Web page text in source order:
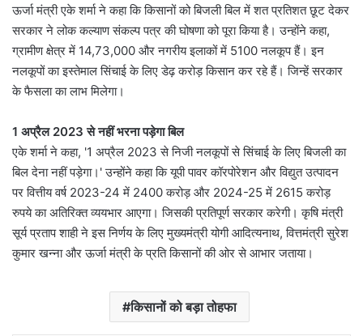
ऊर्जा मंत्री एके शर्मा ने कहा कि किसानों को बिजली बिल में शत प्रतिशत छूट देकर
सरकार ने लोक कल्याण संकल्प पत्र की घोषणा को पूरा किया है। उन्होंने कहा,
ग्रामीण क्षेत्र में 14,73,000 और नगरीय इलाकों में 5100 नलकूप हैं। इन
नलकूपों का इस्तेमाल सिंचाई के लिए डेढ़ करोड़ किसान कर रहे हैं। जिन्हें सरकार
के फैसला का लाभ मिलेगा।
1 अप्रैल 2023 से नहीं भरना पड़ेगा बिल
एके शर्मा ने कहा, '1 अप्रैल 2023 से निजी नलकूपों से सिंचाई के लिए बिजली का
बिल देना नहीं पड़ेगा।' उन्होंने कहा कि यूपी पावर कॉरपोरेशन और विद्युत उत्पादन
पर वित्तीय वर्ष 2023-24 में 2400 करोड़ और 2024-25 में 2615 करोड़
रुपये का अतिरिक्त व्ययभार आएगा। जिसकी प्रतिपूर्ण सरकार करेगी। कृषि मंत्री
सूर्य प्रताप शाही ने इस निर्णय के लिए मुख्यमंत्री योगी आदित्यनाथ, वित्तमंत्री सुरेश
कुमार खन्ना और ऊर्जा मंत्री के प्रति किसानों की ओर से आभार जताया।
किसानों को बड़ा तोहफा